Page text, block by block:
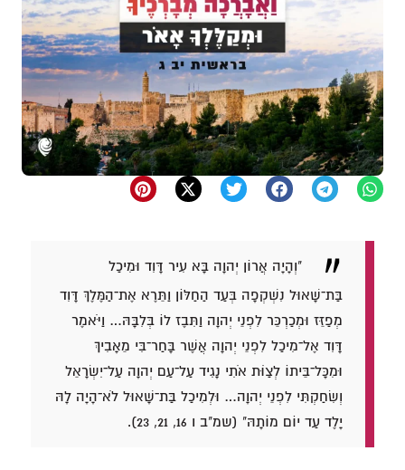
"וְהָיָה אֲרוֹן יְהוָה בָּא עִיר דָּוִד וּמִיכַל
בַּת־שָׁאוּל נִשְׁקְפָה בְּעַד הַחַלּוֹן וַתֵּרֶא אֶת־הַמֶּלֶךְ דָּוִד
מְפַזֵּז וּמְכַרְכֵּר לִפְנֵי יְהוָה וַתִּבֶז לוֹ בְּלִבָּהּ… וַיֹּאמֶר
דָּוִד אֶל־מִיכַל לִפְנֵי יְהוָה אֲשֶׁר בָּחַר־בִּי מֵאָבִיךְ
וּמִכָּל־בֵּיתוֹ לְצַוֹּת אֹתִי נָגִיד עַל־עַם יְהוָה עַל־יִשְׂרָאֵל
וְשִׂחַקְתִּי לִפְנֵי יְהוָה… וּלְמִיכַל בַּת־שָׁאוּל לֹא־הָיָה לָהּ
יָלֶד עַד יוֹם מוֹתָהּ" (שמ"ב ו 16, 21, 23).